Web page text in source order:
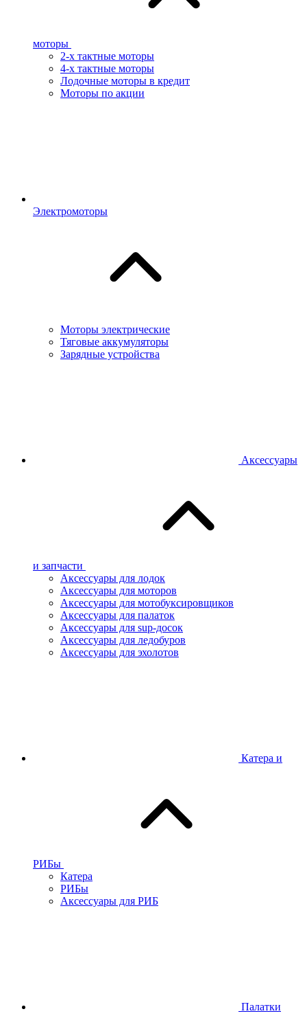
моторы
2-х тактные моторы
4-х тактные моторы
Лодочные моторы в кредит
Моторы по акции
Электромоторы
Моторы электрические
Тяговые аккумуляторы
Зарядные устройства
Аксессуары
и запчасти
Аксессуары для лодок
Аксессуары для моторов
Аксессуары для мотобуксировщиков
Аксессуары для палаток
Аксессуары для sup-досок
Аксессуары для ледобуров
Аксессуары для эхолотов
Катера и
РИБы
Катера
РИБы
Аксессуары для РИБ
Палатки